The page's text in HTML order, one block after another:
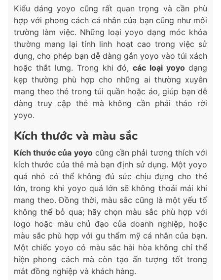
Kiểu dáng yoyo cũng rất quan trọng và cần phù
hợp với phong cách cá nhân của bạn cũng như môi
trường làm việc. Những loại yoyo dạng móc khóa
thường mang lại tính linh hoạt cao trong việc sử
dụng, cho phép bạn dễ dàng gắn yoyo vào túi xách
hoặc thắt lưng. Trong khi đó,các loại yoyodạng
kẹp thường phù hợp cho những ai thường xuyên
mang theo thẻ trong túi quần hoặc áo, giúp bạn dễ
dàng truy cập thẻ mà không cần phải tháo rời
yoyo.
Kích thước và màu sắc
Kích thước của yoyocũng cần phải tương thích với
kích thước của thẻ mà bạn định sử dụng. Một yoyo
quá nhỏ có thể không đủ sức chịu đựng cho thẻ
lớn, trong khi yoyo quá lớn sẽ không thoải mái khi
mang theo. Đồng thời, màu sắc cũng là một yếu tố
không thể bỏ qua; hãy chọn màu sắc phù hợp với
logo hoặc màu chủ đạo của doanh nghiệp, hoặc
màu sắc phù hợp với gu thẩm mỹ cá nhân của bạn.
Một chiếc yoyo có màu sắc hài hòa không chỉ thể
hiện phong cách mà còn tạo ấn tượng tốt trong
mắt đồng nghiệp và khách hàng.